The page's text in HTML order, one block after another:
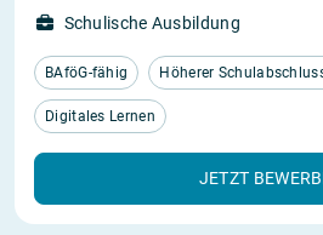
Schulische Ausbildung
BAföG-fähig Höherer
Digitales Lernen
JETZT